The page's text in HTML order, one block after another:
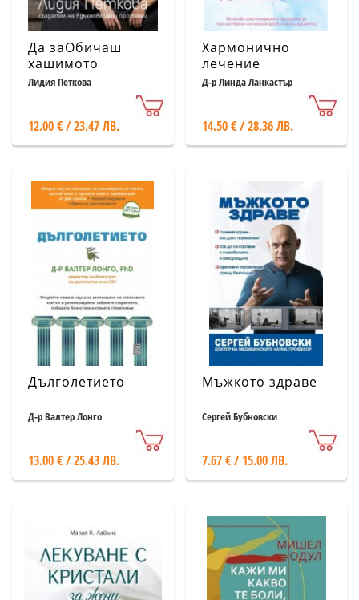
Да заОбичаш
хашимото
Лидия Петкова
12.00 € / 23.47 ЛВ.
Хармонично
лечение
Д-р Линда Ланкастър
14.50 € / 28.36 ЛВ.
Дълголетието
Д-р Валтер Лонго
13.00 € / 25.43 ЛВ.
Мъжкото здраве
Сергей Бубновски
7.67 € / 15.00 ЛВ.